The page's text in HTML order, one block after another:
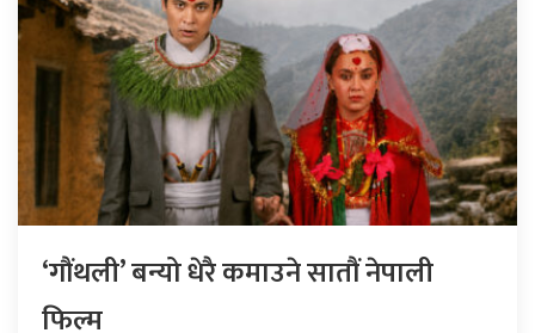
‘गौंथली’ बन्यो धेरै कमाउने सातौं नेपाली
फिल्म